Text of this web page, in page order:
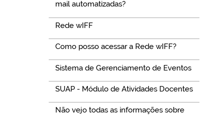
mail automatizadas?
Rede wIFF
Como posso acessar a Rede wIFF?
Sistema de Gerenciamento de Eventos
SUAP - Módulo de Atividades Docentes
Não vejo todas as informações sobre